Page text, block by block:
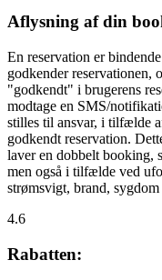
Aflysning af din
En reservation er
godkender reservationen,
"godkendt" i brugerens
modtage en SMS/
stilles til ansvar, i tilfælde
godkendt reservation.
laver en dobbelt booking,
men også i tilfælde ved
strømsvigt, brand, sygdom
4.6
Rabatten: